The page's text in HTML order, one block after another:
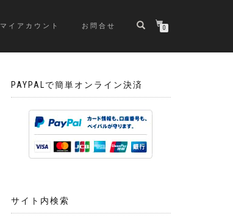
マイアカウント お問合せ 0
PAYPALで簡単オンライン決済
サイト内検索